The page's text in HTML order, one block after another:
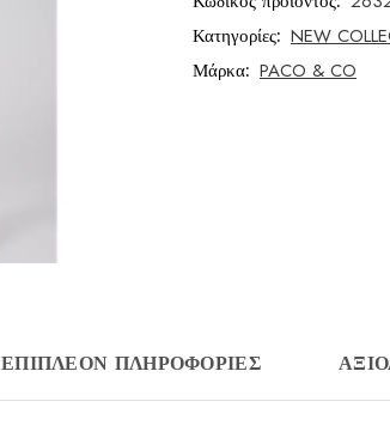
Κατηγορίες: NEW
Μάρκα: PACO & CO
ΕΠΙΠΛΈΟΝ ΠΛΗΡΟΦΟΡΊΕΣ